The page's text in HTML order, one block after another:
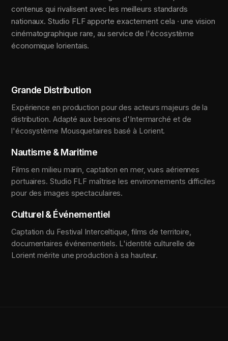
contenus qui rivalisent avec les meilleurs standards
nationaux. Studio FLF apporte exactement cela · une vision
cinématographique rare, au service de l'écosystème
économique lorientais.
Grande Distribution
Expérience en production pour des acteurs majeurs de la
distribution. Adapté aux besoins d'Intermarché et de
l'écosystème Mousquetaires basé à Lorient.
Nautisme & Maritime
Films en milieu marin, captation en mer, vues aériennes
portuaires. Studio FLF maîtrise les environnements difficiles
pour des images spectaculaires.
Culturel & Événementiel
Captation du Festival Interceltique, films de territoire,
documentaires événementiels. L'identité culturelle de
Lorient mérite une production à sa hauteur.